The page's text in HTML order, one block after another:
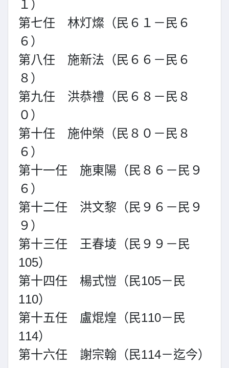
１）
第七任 林灯燦（民６１－民６
６）
第八任 施新法（民６６－民６
８）
第九任 洪恭禮（民６８－民８
０）
第十任 施仲榮（民８０－民８
６）
第十一任 施東陽（民８６－民９
６）
第十二任 洪文黎（民９６－民９
９）
第十三任 王春堎（民９９－民
105）
第十四任 楊式愷（民105－民
110）
第十五任 盧焜煌（民110－民
114）
第十六任 謝宗翰（民114－迄今）